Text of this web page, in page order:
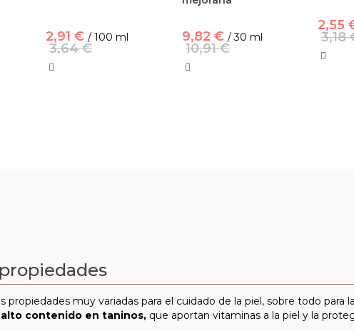
2,91 € / 100 ml
3,64 €
9,82 € / 30 ml
10,91 €
2,55
3,18
propiedades muy variadas para el cuidado de la piel, sobre todo para
alto contenido en taninos, que aportan vitaminas a la piel y la